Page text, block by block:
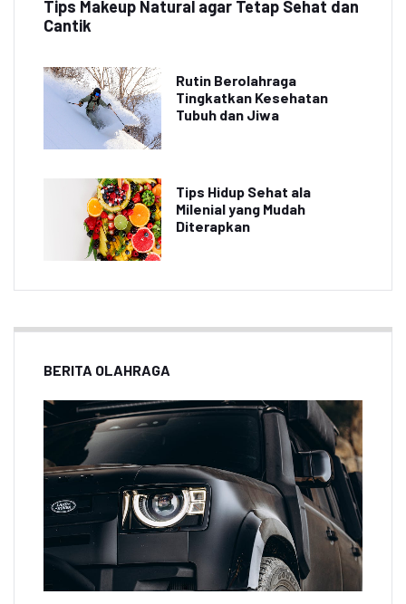
Tips Makeup Natural agar Tetap Sehat dan
Cantik
Rutin Berolahraga
Tingkatkan Kesehatan
Tubuh dan Jiwa
Tips Hidup Sehat ala
Milenial yang Mudah
Diterapkan
BERITA OLAHRAGA